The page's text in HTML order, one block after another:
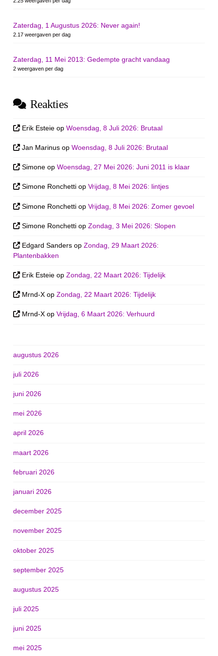
Zaterdag, 1 Augustus 2026: Never again!
2.17 weergaven per dag
Zaterdag, 11 Mei 2013: Gedempte gracht vandaag
2 weergaven per dag
Reakties
Erik Esteie opWoensdag, 8 Juli 2026: Brutaal
Jan Marinus opWoensdag, 8 Juli 2026: Brutaal
Simone opWoensdag, 27 Mei 2026: Juni 2011 is klaar
Simone Ronchetti opVrijdag, 8 Mei 2026: lintjes
Simone Ronchetti opVrijdag, 8 Mei 2026: Zomer gevoel
Simone Ronchetti opZondag, 3 Mei 2026: Slopen
Edgard Sanders opZondag, 29 Maart 2026:
Plantenbakken
Erik Esteie opZondag, 22 Maart 2026: Tijdelijk
Mrnd-X opZondag, 22 Maart 2026: Tijdelijk
Mrnd-X opVrijdag, 6 Maart 2026: Verhuurd
augustus 2026
juli 2026
juni 2026
mei 2026
april 2026
maart 2026
februari 2026
januari 2026
december 2025
november 2025
oktober 2025
september 2025
augustus 2025
juli 2025
juni 2025
mei 2025